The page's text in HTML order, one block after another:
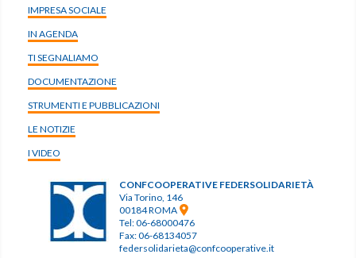
IMPRESA SOCIALE
IN AGENDA
TI SEGNALIAMO
DOCUMENTAZIONE
STRUMENTI E PUBBLICAZIONI
LE NOTIZIE
I VIDEO
CONFCOOPERATIVE FEDERSOLIDARIETÀ
Via Torino, 146
00184 ROMA
Tel: 06-68000476
Fax: 06-68134057
federsolidarieta@confcooperative.it